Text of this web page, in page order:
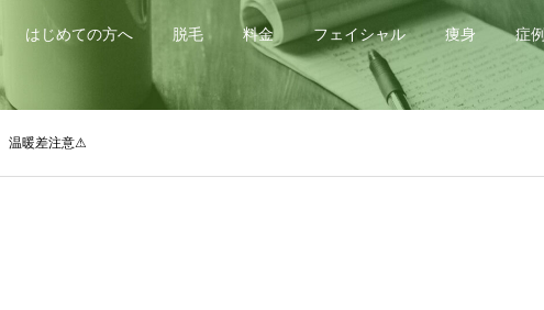
はじめての方へ 脱毛 料金 フェイシャル 痩身 症例
温暖差注意⚠